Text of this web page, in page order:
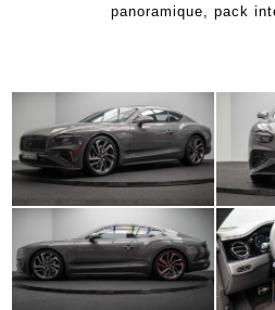
panoramique, pack